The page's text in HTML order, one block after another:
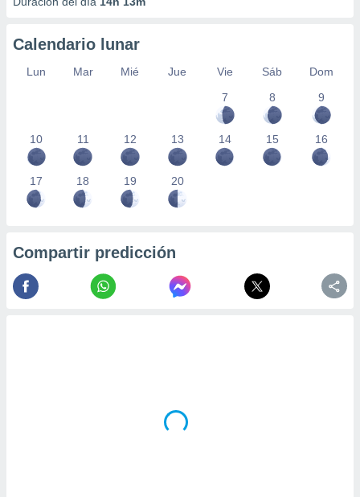
Calendario lunar
Lun Mar Mié Jue Vie Sáb
Dom
7
8 9
10 11 12 13 14 15 16
17 18 19 20
Compartir predicción